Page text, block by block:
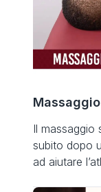
base al
Il
subito dopo
ad aiutare